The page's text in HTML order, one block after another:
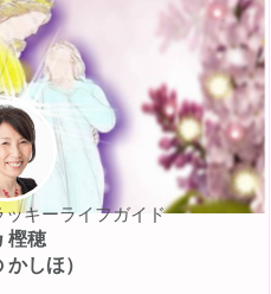
キーライフガイド
樫穂
かしほ）